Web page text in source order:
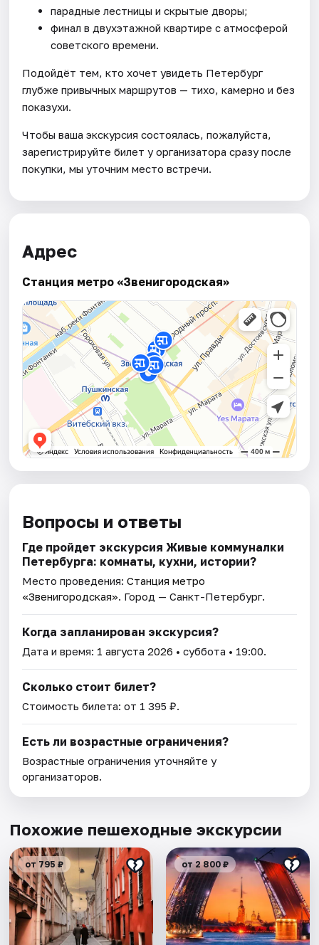
парадные лестницы и скрытые дворы;
финал в двухэтажной квартире с атмосферой
советского времени.
Подойдёт тем, кто хочет увидеть Петербург
глубже привычных маршрутов — тихо, камерно и без
показухи.
Чтобы ваша экскурсия состоялась, пожалуйста,
зарегистрируйте билет у организатора сразу после
покупки, мы уточним место встречи.
Адрес
Станция метро «Звенигородская»
Вопросы и ответы
Где пройдет экскурсия Живые коммуналки
Петербурга: комнаты, кухни, истории?
Место проведения:Станция метро
«Звенигородская». Город — Санкт-Петербург.
Когда запланирован экскурсия?
Дата и время: 1 августа 2026 • суббота • 19:00.
Сколько стоит билет?
Стоимость билета: от 1 395 ₽.
Есть ли возрастные ограничения?
Возрастные ограничения уточняйте у
организаторов.
Похожие пешеходные экскурсии
от 795 ₽ от 2 800 ₽